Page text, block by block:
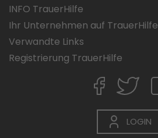
INFO TrauerHilfe
Ihr Unternehmen auf TrauerHilfe
Verwandte Links
Registrierung TrauerHilfe
LOGIN